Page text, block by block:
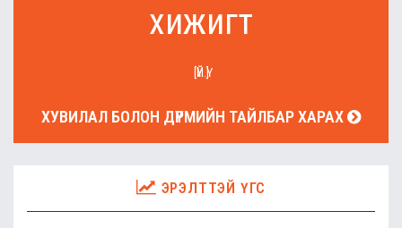
хижигт
[ҮЙ.Ү]
ХУВИЛАЛ БОЛОН ДҮРМИЙН ТАЙЛБАР ХАРАХ
ЭРЭЛТТЭЙ ҮГС